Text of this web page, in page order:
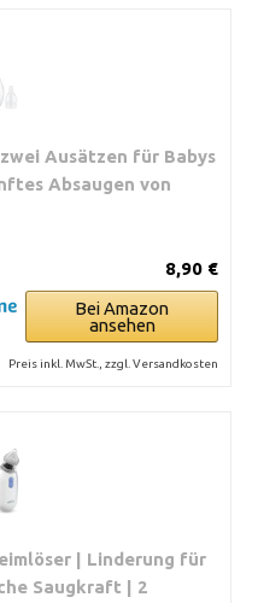
Ausätzen für Babys
Absaugen von
8,90 €
Bei Amazon
ansehen
Preis inkl. MwSt., zzgl. Versandkosten
| Linderung für
Saugkraft | 2